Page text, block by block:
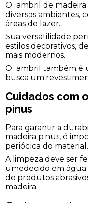
O lambril de
diversos ambientes,
áreas de lazer.
Sua versatilidade
estilos decorativos,
mais modernos.
O lambril também é
busca um
Cuidados com
pinus
Para garantir a
madeira pinus, é
periódica do material.
A limpeza deve ser
umedecido em água
de produtos
madeira.